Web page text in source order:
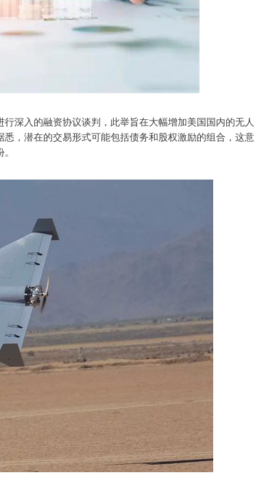
深入的融资协议谈判，此举旨在大幅增加美国国内的无人
，潜在的交易形式可能包括债务和股权激励的组合，这意